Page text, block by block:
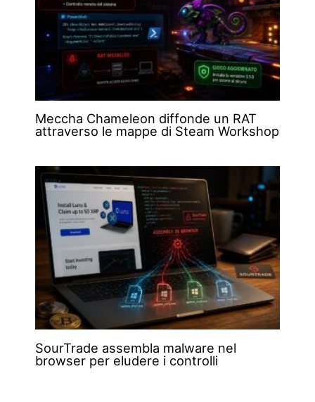
Meccha Chameleon diffonde un RAT
attraverso le mappe di Steam Workshop
SourTrade assembla malware nel
browser per eludere i controlli